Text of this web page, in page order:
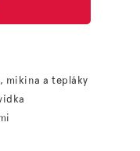
mikina a tepláky